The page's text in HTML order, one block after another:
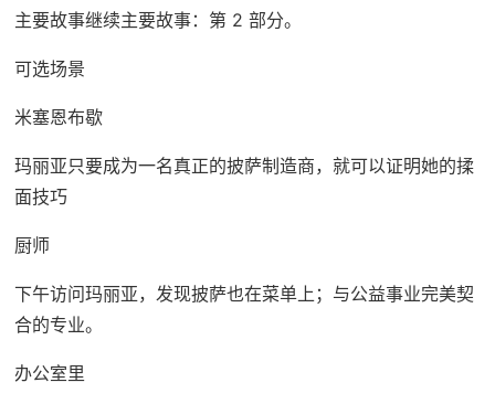
主要故事继续主要故事：第 2 部分。
可选场景
米塞恩布歇
玛丽亚只要成为一名真正的披萨制造商，就可以证明她的揉
面技巧
厨师
下午访问玛丽亚，发现披萨也在菜单上；与公益事业完美契
合的专业。
办公室里